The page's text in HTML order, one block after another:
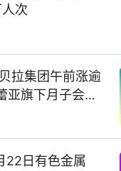
次
拉集团午前涨逾
亚旗下月子会所
22日有色金属